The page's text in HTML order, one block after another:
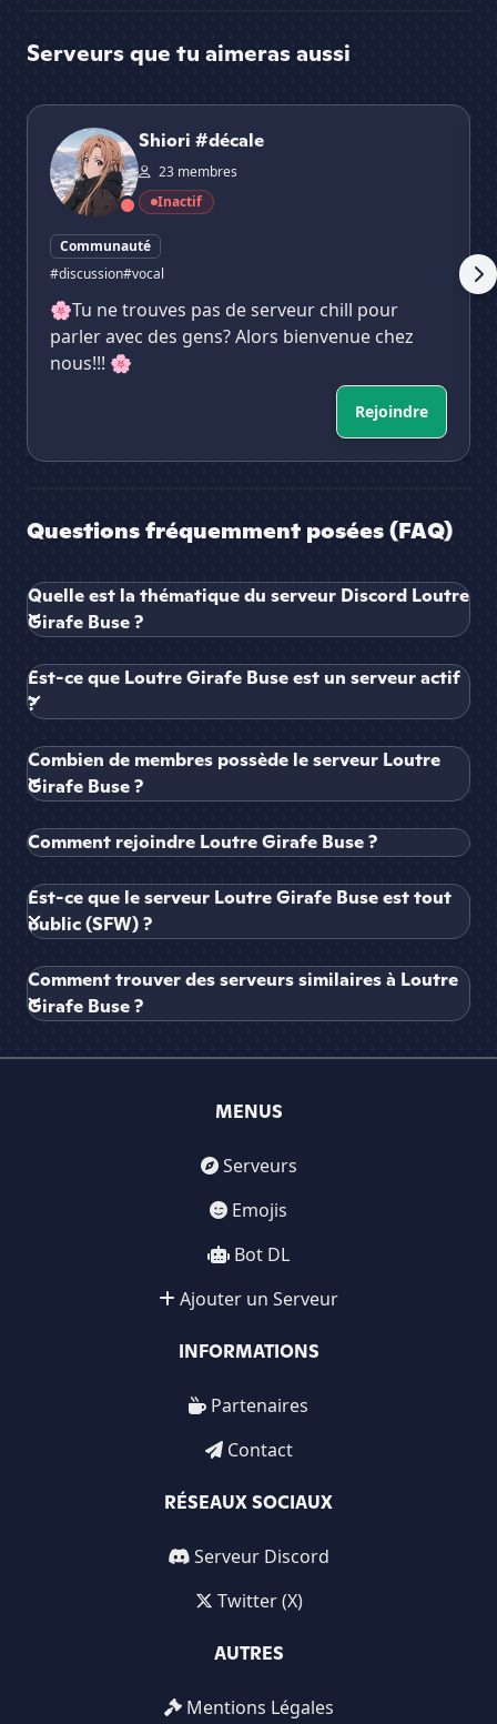
Serveurs que tu aimeras aussi
Shiori #décale
Shiori #décale
23 membres
Inactif
Communauté
#discussion#vocal
🌸Tu ne trouves pas de serveur chill pour
parler avec des gens? Alors bienvenue chez
nous!!! 🌸
Rejoindre
Questions fréquemment posées (FAQ)
Quelle est la thématique du serveur Discord Loutre
Girafe Buse ?
Est-ce que Loutre Girafe Buse est un serveur actif
?
Combien de membres possède le serveur Loutre
Girafe Buse ?
Comment rejoindre Loutre Girafe Buse ?
Est-ce que le serveur Loutre Girafe Buse est tout
public (SFW) ?
Comment trouver des serveurs similaires à Loutre
Girafe Buse ?
MENUS
Serveurs
Emojis
Bot DL
Ajouter un Serveur
INFORMATIONS
Partenaires
Contact
RÉSEAUX SOCIAUX
Serveur Discord
Twitter (X)
AUTRES
Mentions Légales